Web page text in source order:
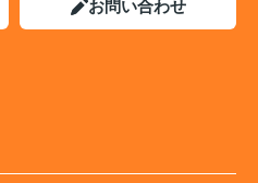
お問い合わせ